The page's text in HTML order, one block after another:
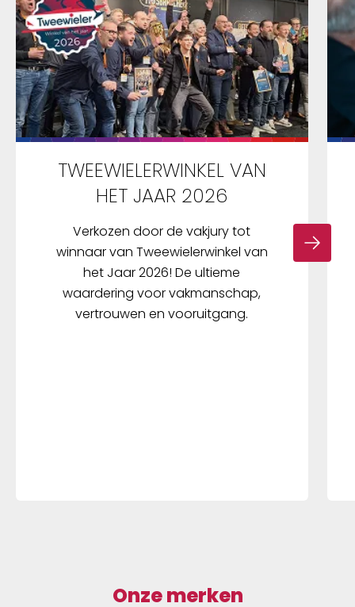
TWEEWIELERWINKEL VAN
HET JAAR 2026
Verkozen door de vakjury tot
winnaar van Tweewielerwinkel van
het Jaar 2026! De ultieme
waardering voor vakmanschap,
vertrouwen en vooruitgang.
Onze merken